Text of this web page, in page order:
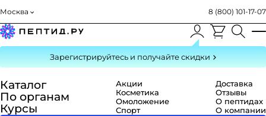
Москва 8 (800) 101-17-07
Зарегистрируйтесь и получайте скидки
Каталог
По органам
Курсы
Акции
Косметика
Омоложение
Спорт
Доставка
Отзывы
О пептидах
О компании